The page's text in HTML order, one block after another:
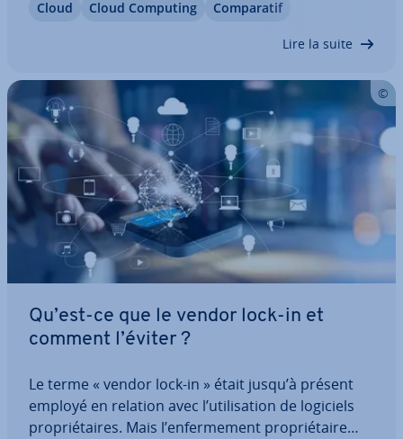
ad­mi­nis­tra­tive disparaît presque com­plè­te­ment,
Cloud Cloud Computing Com­pa­ra­tif
Lire la suite
Qu’est-ce que le vendor lock-in et
comment l’éviter ?
Le terme « vendor lock-in » était jusqu’à présent
employé en relation avec l’uti­li­sa­tion de logiciels
pro­prié­taires. Mais l’en­fer­me­ment pro­prié­taire